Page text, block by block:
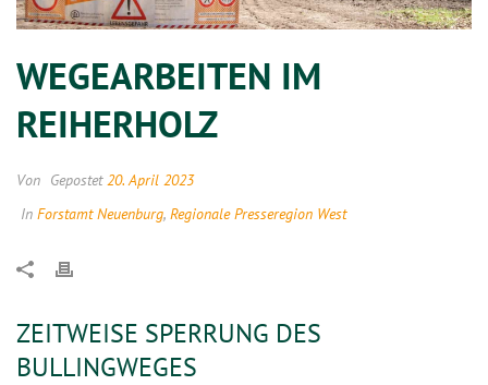
WEGEARBEITEN IM
REIHERHOLZ
Von Gepostet20. April 2023
In Forstamt Neuenburg, Regionale Presseregion West
ZEITWEISE SPERRUNG DES
BULLINGWEGES